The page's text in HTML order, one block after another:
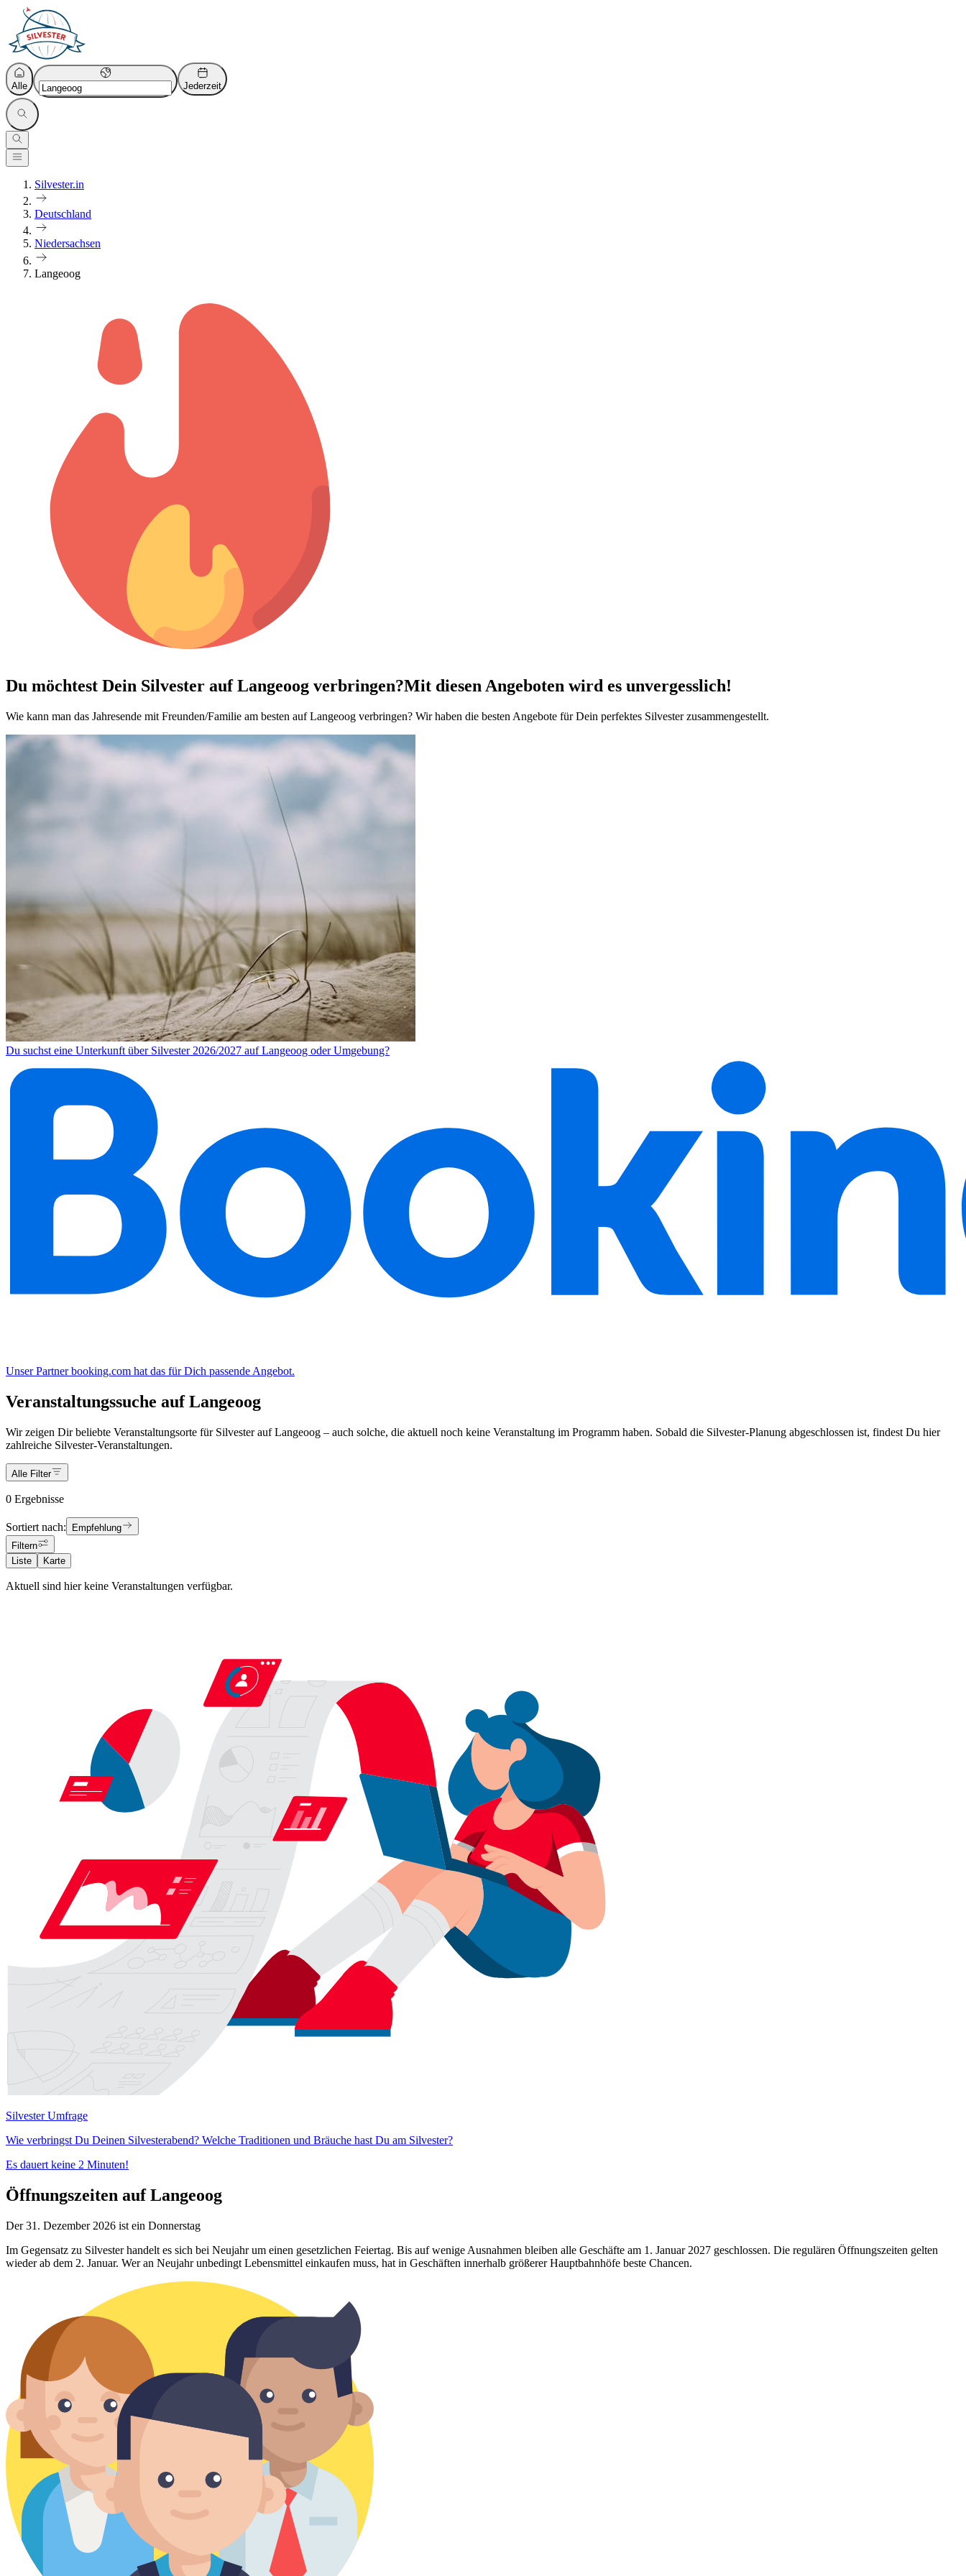
Alle Jederzeit
Silvester.in
Deutschland
Niedersachsen
Langeoog
Du möchtest Dein Silvester auf Langeoog verbringen?Mit diesen Angeboten wird es unvergesslich!
Wie kann man das Jahresende mit Freunden/Familie am besten auf Langeoog verbringen? Wir haben die besten Angebote für Dein perfektes Silvester zusammengestellt.
Du suchst eine Unterkunft über Silvester 2026/2027 auf Langeoog oder Umgebung?
Unser Partner booking.com hat das für Dich passende Angebot.
Veranstaltungssuche auf Langeoog
Wir zeigen Dir beliebte Veranstaltungsorte für Silvester auf Langeoog – auch solche, die aktuell noch keine Veranstaltung im Programm haben. Sobald die Silvester-Planung abgeschlossen ist, findest Du hier
zahlreiche Silvester-Veranstaltungen.
Alle Filter
0 Ergebnisse
Sortiert nach:
Empfehlung
Filtern
Liste
Karte
Aktuell sind hier keine Veranstaltungen verfügbar.
Silvester Umfrage
Wie verbringst Du Deinen Silvesterabend? Welche Traditionen und Bräuche hast Du am Silvester?
Es dauert keine 2 Minuten!
Öffnungszeiten auf Langeoog
Der 31. Dezember 2026 ist ein Donnerstag
Im Gegensatz zu Silvester handelt es sich bei Neujahr um einen gesetzlichen Feiertag. Bis auf wenige Ausnahmen bleiben alle Geschäfte am 1. Januar 2027 geschlossen. Die regulären Öffnungszeiten gelten
wieder ab dem 2. Januar. Wer an Neujahr unbedingt Lebensmittel einkaufen muss, hat in Geschäften innerhalb größerer Hauptbahnhöfe beste Chancen.